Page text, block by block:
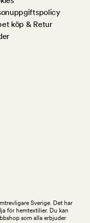
köp & Retur
Sverige. Det har
för hemtextilier. Du kan
som alla erbjuder